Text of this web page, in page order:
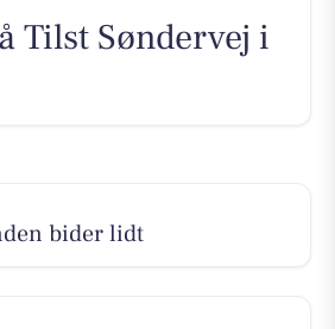
Tilst Søndervej i
bider lidt